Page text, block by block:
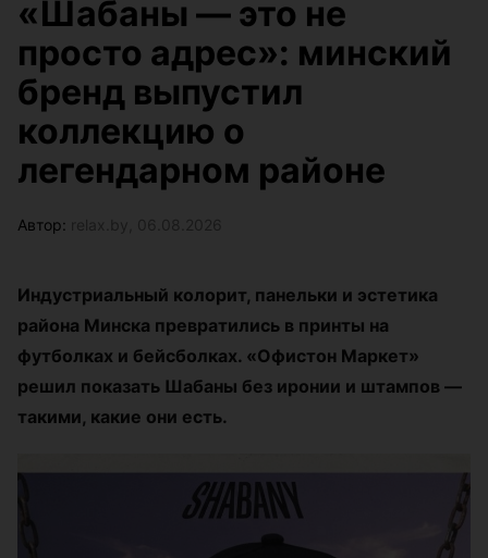
«Шабаны — это не
просто адрес»: минский
бренд выпустил
коллекцию о
легендарном районе
Автор:
Индустриальный колорит, панельки и эстетика
района Минска превратились в принты на
футболках и бейсболках. «Офистон Маркет»
решил показать Шабаны без иронии и штампов —
такими, какие они есть.